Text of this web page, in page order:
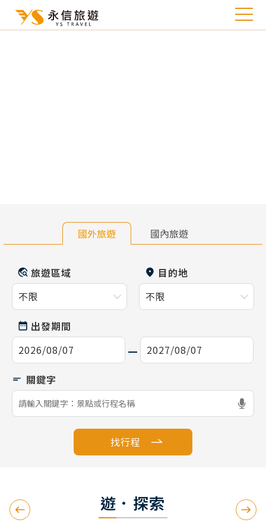
國外旅遊 國內旅遊
旅遊區域 目的地
出發期間
找行程
遊．探索